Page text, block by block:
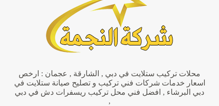
محلات تركيب ستلايت في دبي , الشارقة , عجمان : ارخص
اسعار خدمات شركات فني تركيب و تصليح صيانة ستلايت في
دبي البرشاء , افضل فني محل تركيب ريسفرات دش في دبي
,